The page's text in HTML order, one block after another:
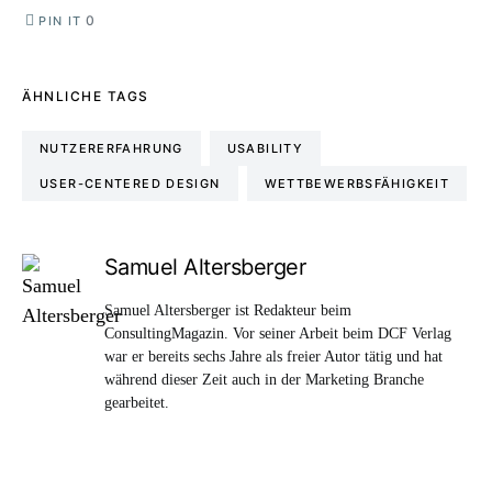
PIN IT 0
ÄHNLICHE TAGS
NUTZERERFAHRUNG USABILITY
USER-CENTERED DESIGN WETTBEWERBSFÄHIGKEIT
Samuel Altersberger
Samuel Altersberger ist Redakteur beim
ConsultingMagazin. Vor seiner Arbeit beim DCF Verlag
war er bereits sechs Jahre als freier Autor tätig und hat
während dieser Zeit auch in der Marketing Branche
gearbeitet.